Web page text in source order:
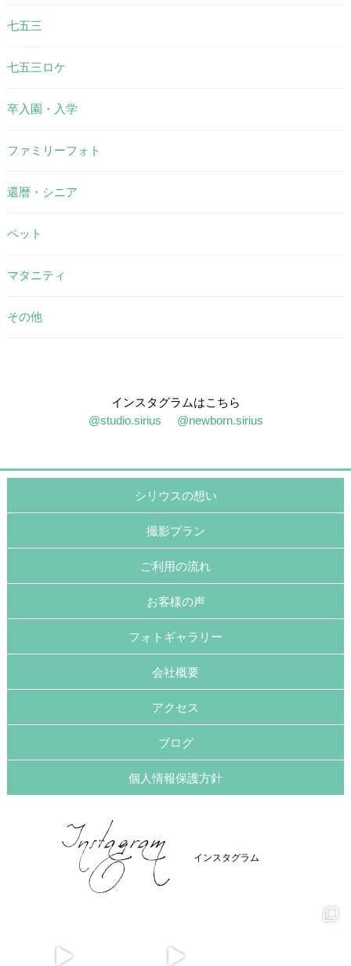
七五三
七五三ロケ
卒入園・入学
ファミリーフォト
還暦・シニア
ペット
マタニティ
その他
インスタグラムはこちら
@studio.sirius
@newborn.sirius
シリウスの想い
撮影プラン
ご利用の流れ
お客様の声
フォトギャラリー
会社概要
アクセス
ブログ
個人情報保護方針
インスタグラム